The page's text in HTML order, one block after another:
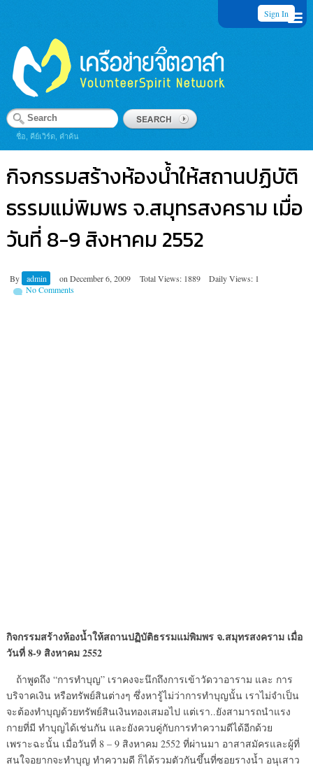
Sign In
ชื่อ, คีย์เวิร์ด, คำค้น
กิจกรรมสร้างห้องน้ำให้สถานปฏิบัติ
ธรรมแม่พิมพร จ.สมุทรสงคราม เมื่อ
วันที่ 8-9 สิงหาคม 2552
By admin on December 6, 2009 Total Views: 1889
Daily Views: 1
No Comments
กิจกรรมสร้างห้องน้ำให้สถานปฏิบัติธรรมแม่พิมพร จ.สมุทรสงคราม เมื่อ
วันที่ 8-9 สิงหาคม 2552
ถ้าพูดถึง “การทำบุญ” เราคงจะนึกถึงการเข้าวัดวาอาราม และ การ
บริจาคเงิน หรือทรัพย์สินต่างๆ ซึ่งหารู้ไม่ว่าการทำบุญนั้น เราไม่จำเป็น
จะต้องทำบุญด้วยทรัพย์สินเงินทองเสมอไป แต่เรา..ยังสามารถนำแรง
กายที่มี ทำบุญได้เช่นกัน และยังควบคู่กับการทำความดีได้อีกด้วย
เพราะฉะนั้น เมื่อวันที่ 8 – 9 สิงหาคม 2552 ที่ผ่านมา อาสาสมัครและผู้ที่
สนใจอยากจะทำบุญ ทำความดี ก็ได้รวมตัวกันขึ้นที่ซอยรางน้ำ อนุเสาว